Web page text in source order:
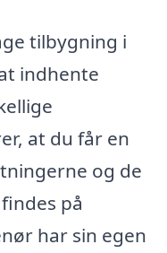
tilbygning i
indhente
at du får en
og de
på
har sin egen